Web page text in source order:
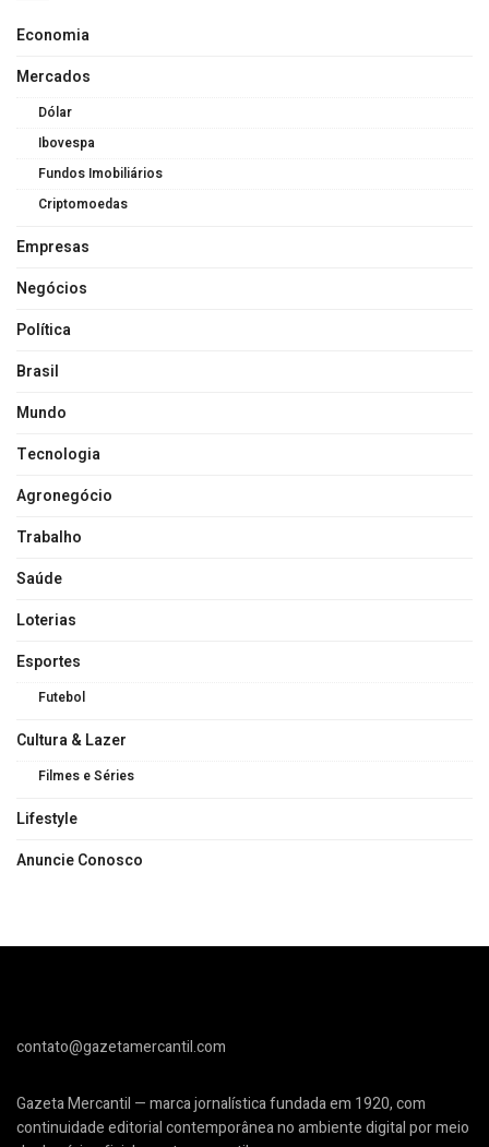
Economia
Mercados
Dólar
Ibovespa
Fundos Imobiliários
Criptomoedas
Empresas
Negócios
Política
Brasil
Mundo
Tecnologia
Agronegócio
Trabalho
Saúde
Loterias
Esportes
Futebol
Cultura & Lazer
Filmes e Séries
Lifestyle
Anuncie Conosco
contato@gazetamercantil.com
Gazeta Mercantil — marca jornalística fundada em 1920, com
continuidade editorial contemporânea no ambiente digital por meio